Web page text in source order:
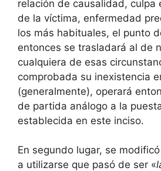
relación de causalidad, culpa
de la víctima, enfermedad
los más habituales, el punto
entonces se trasladará al de
cualquiera de esas
comprobada su inexistencia
(generalmente), operará
de partida análogo a la
establecida en este inciso.
En segundo lugar, se
a utilizarse que pasó de ser «